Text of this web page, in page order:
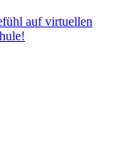
auf virtuellen